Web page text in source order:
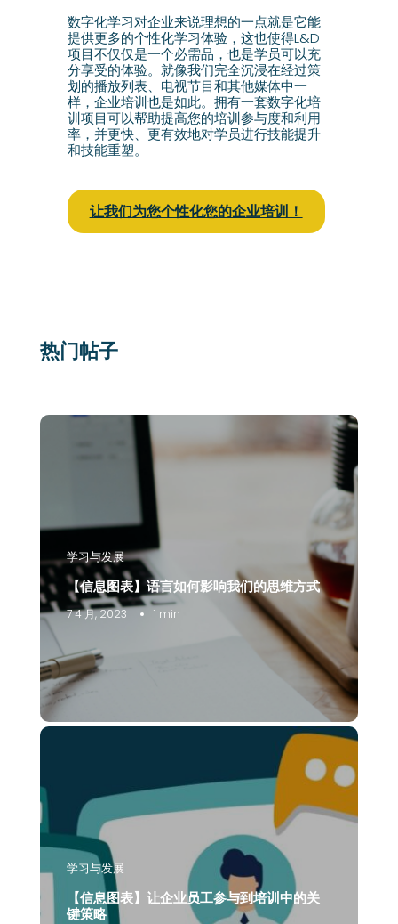
数字化学习对企业来说理想的一点就是它能
提供更多的个性化学习体验，这也使得L&D
项目不仅仅是一个必需品，也是学员可以充
分享受的体验。就像我们完全沉浸在经过策
划的播放列表、电视节目和其他媒体中一
样，企业培训也是如此。拥有一套数字化培
训项目可以帮助提高您的培训参与度和利用
率，并更快、更有效地对学员进行技能提升
和技能重塑。
让我们为您个性化您的企业培训！
热门帖子
学习与发展
【信息图表】语言如何影响我们的思维方式
7 4 月, 2023 1 min
学习与发展
【信息图表】让企业员工参与到培训中的关
键策略